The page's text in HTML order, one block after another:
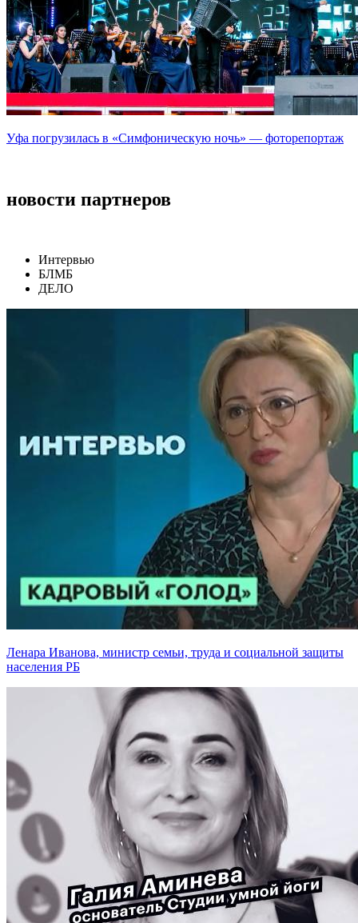
Уфа погрузилась в «Симфоническую ночь» — фоторепортаж
новости партнеров
Интервью
БЛМБ
ДЕЛО
Ленара Иванова, министр семьи, труда и социальной защиты
населения РБ